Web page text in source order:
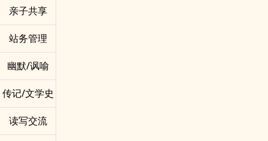
亲子共享
站务管理
幽默/讽喻
传记/文学史
读写交流